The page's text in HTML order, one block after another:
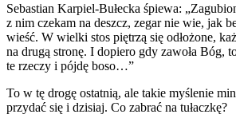
Sebastian Karpiel-Bułecka śpiewa:
z nim czekam na deszcz, zegar nie wie, jak
wieść. W wielki stos piętrzą się odłożone,
na drugą stronę. I dopiero gdy zawoła Bóg,
te rzeczy i pójdę boso…”
To w tę drogę ostatnią, ale takie myślenie
przydać się i dzisiaj. Co zabrać na tułaczkę?